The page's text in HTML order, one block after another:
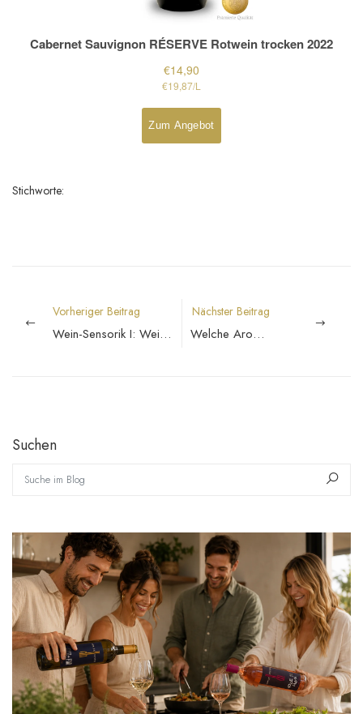
Stichworte:
Vorheriger Beitrag
Wein-Sensorik I: Wein SCHMECKEN
Nächster Beitrag
Welche Aromen darf man bei Weißweinen erwarten?
Suchen
Suche im Blog